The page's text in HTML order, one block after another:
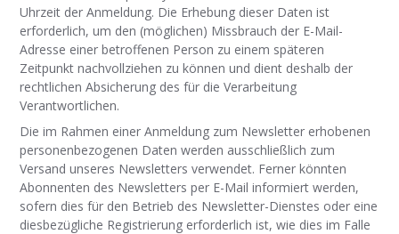
Uhrzeit der Anmeldung. Die Erhebung dieser Daten ist
erforderlich, um den (möglichen) Missbrauch der E-Mail-
Adresse einer betroffenen Person zu einem späteren
Zeitpunkt nachvollziehen zu können und dient deshalb der
rechtlichen Absicherung des für die Verarbeitung
Verantwortlichen.
Die im Rahmen einer Anmeldung zum Newsletter erhobenen
personenbezogenen Daten werden ausschließlich zum
Versand unseres Newsletters verwendet. Ferner könnten
Abonnenten des Newsletters per E-Mail informiert werden,
sofern dies für den Betrieb des Newsletter-Dienstes oder eine
diesbezügliche Registrierung erforderlich ist, wie dies im Falle